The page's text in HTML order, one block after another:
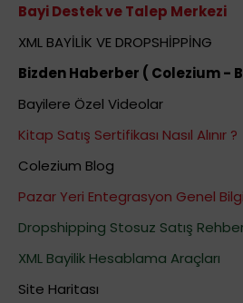
Bayi Destek ve Talep Merkezi
XML BAYİLİK VE DROPSHİPPİNG
Bizden Haberber ( Colezium -
Bayilere Özel Videolar
Kitap Satış Sertifikası Nasıl Alınır ?
Colezium Blog
Pazar Yeri Entegrasyon Genel
Dropshipping Stosuz Satış
XML Bayilik Hesablama Araçları
Site Haritası